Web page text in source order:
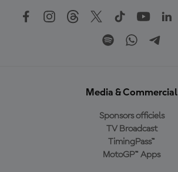
Media & Commercial
Sponsors officiels
TV Broadcast
TimingPass™
MotoGP™ Apps